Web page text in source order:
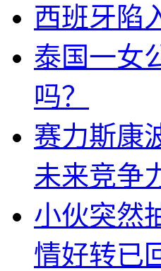
西班牙陷
泰国一女
吗？
赛力斯康
未来竞争
小伙突然
情好转已